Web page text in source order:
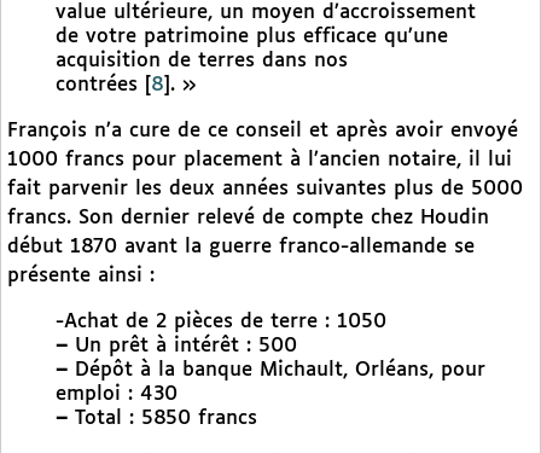
value ultérieure, un moyen d’accroissement
de votre patrimoine plus efficace qu’une
acquisition de terres dans nos
contrées
8 . »
François n’a cure de ce conseil et après avoir envoyé
1000 francs pour placement à l’ancien notaire, il lui
fait parvenir les deux années suivantes plus de 5000
francs. Son dernier relevé de compte chez Houdin
début 1870 avant la guerre franco-allemande se
présente ainsi :
-Achat de 2 pièces de terre : 1050
– Un prêt à intérêt : 500
– Dépôt à la banque Michault, Orléans, pour
emploi : 430
– Total : 5850 francs